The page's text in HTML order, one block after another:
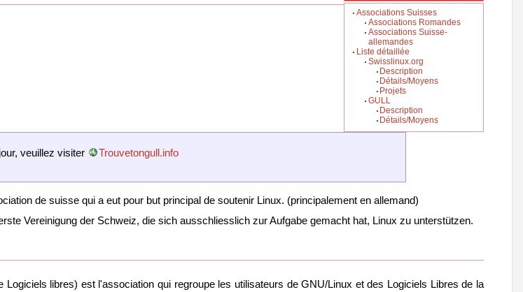
Associations Suisses
Associations Romandes
Associations Suisse-
allemandes
Liste détaillée
Swisslinux.org
Description
Détails/Moyens
Projets
GULL
Description
Détails/Moyens
veuillez visiter Trouvetongull.info
de suisse qui a eut pour but principal de soutenir Linux. (principalement en allemand)
Vereinigung der Schweiz, die sich ausschliesslich zur Aufgabe gemacht hat, Linux zu unterstützen.
libres) est l'association qui regroupe les utilisateurs de GNU/Linux et des Logiciels Libres de la